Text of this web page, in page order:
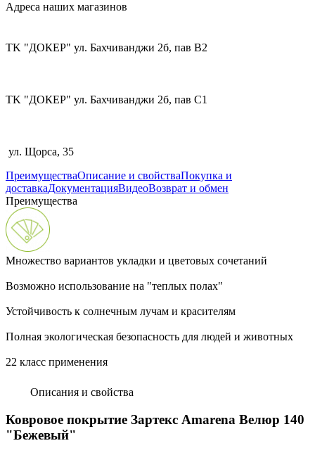
Адреса наших магазинов
TK "ДОКЕР" ул. Бахчиванджи 2б, пав В2
TK "ДОКЕР" ул. Бахчиванджи 2б, пав С1
ул. Щорса, 35
ПреимуществаОписание и свойстваПокупка и
доставкаДокументацияВидеоВозврат и обмен
Преимущества
Множество вариантов укладки и цветовых сочетаний
Возможно использование на "теплых полах"
Устойчивость к солнечным лучам и красителям
Полная экологическая безопасность для людей и животных
22 класс применения
Описания и свойства
Ковровое покрытие Зартекс Amarena Велюр 140
"Бежевый"